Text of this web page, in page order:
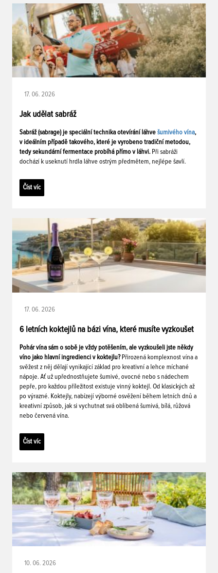
17. 06. 2026
Jak udělat sabráž
Sabráž (sabrage) je speciální technika otevírání láhve šumivého vína,
v ideálním případě takového, které je vyrobeno tradiční metodou,
tedy sekundární fermentace probíhá přímo v láhvi. Při sabráži
dochází k useknutí hrdla láhve ostrým předmětem, nejlépe šavlí.
Číst víc
17. 06. 2026
6 letních koktejlů na bázi vína, které musíte vyzkoušet
Pohár vína sám o sobě je vždy potěšením, ale vyzkoušeli jste někdy
víno jako hlavní ingredienci v koktejlu? Přirozená komplexnost vína a
svěžest z něj dělají vynikající základ pro kreativní a lehce míchané
nápoje. Ať už upřednostňujete šumivé, ovocné nebo s nádechem
pepře, pro každou příležitost existuje vinný koktejl. Od klasických až
po výrazné. Koktejly, nabízejí výborné osvěžení během letních dnů a
kreativní způsob, jak si vychutnat svá oblíbená šumivá, bílá, růžová
nebo červená vína.
Číst víc
10. 06. 2026